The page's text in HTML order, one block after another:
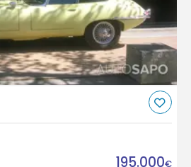
195.000€